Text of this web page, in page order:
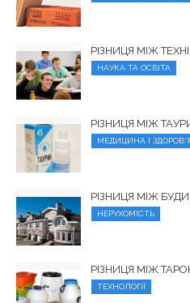
РІЗНИЦЯ МІЖ
НАУКА ТА ОСВІТА
РІЗНИЦЯ МІЖ
МЕДИЦИНА І
РІЗНИЦЯ МІЖ
НЕРУХОМІСТЬ
РІЗНИЦЯ МІЖ
ТЕХНОЛОГІЇ